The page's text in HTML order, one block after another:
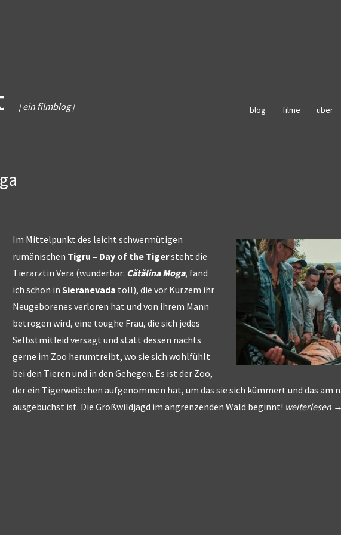
| ein filmblog | blog filme über
Im Mittelpunkt des leicht schwermütigen
rumänischen Tigru – Day of the Tigersteht die
Tierärztin Vera (wunderbar: Cătălina Moga, fand
ich schon inSieranevada toll), die vor Kurzem ihr
Neugeborenes verloren hat und von ihrem Mann
betrogen wird, eine toughe Frau, die sich jedes
Selbstmitleid versagt und statt dessen nachts
gerne im Zoo herumtreibt, wo sie sich wohlfühlt
bei den Tieren und in den Gehegen. Es ist der Zoo,
der ein Tigerweibchen aufgenommen hat, um das sie sich kümmert und das am
ausgebüchst ist. Die Großwildjagd im angrenzenden Wald beginnt! „Tigru
weiterlesen →